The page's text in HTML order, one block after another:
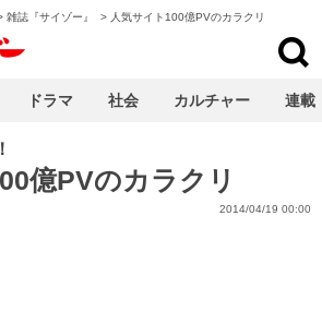
雑誌『サイゾー』 > 人気サイト100億PVのカラクリ
億PVのカラクリ
2014/04/19 00:00
ドラマ 社会 カルチャー 連載